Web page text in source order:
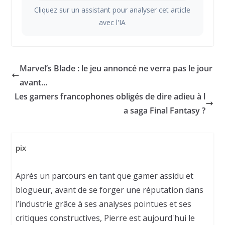
Cliquez sur un assistant pour analyser cet article
avec l'IA
Marvel’s Blade : le jeu annoncé ne verra pas le jour
avant…
Les gamers francophones obligés de dire adieu à l
a saga Final Fantasy ?
pix
Après un parcours en tant que gamer assidu et
blogueur, avant de se forger une réputation dans
l’industrie grâce à ses analyses pointues et ses
critiques constructives, Pierre est aujourd'hui le